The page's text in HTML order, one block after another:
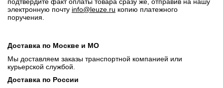
электронную почту info@leuze.ru копию платежного
поручения.
Доставка по Москве и МО
Мы доставляем заказы транспортной компанией или
курьерской службой.
Доставка по России